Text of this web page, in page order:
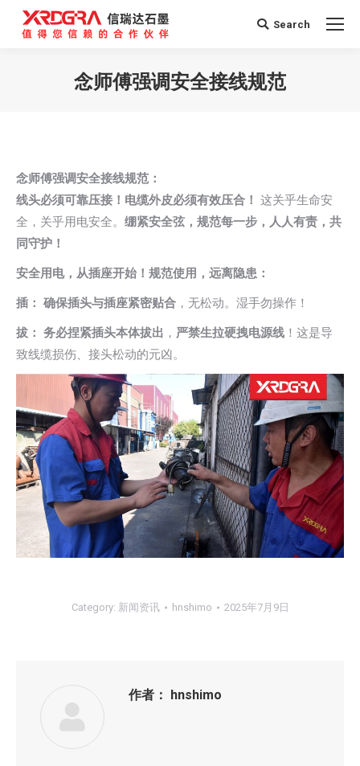
Search:
Search
念师傅强调安全接线规范
念师傅强调安全接线规范：
线头必须可靠压接！电缆外皮必须有效压合！ 这关乎生命安
全，关乎用电安全。 绷紧安全弦，规范每一步，人人有责，共
同守护！
安全用电，从插座开始！规范使用，远离隐患：
插： 确保插头与插座紧密贴合 ，无松动。湿手勿操作！
拔： 务必捏紧插头本体拔出 ， 严禁生拉硬拽电源线 ！这是导
致线缆损伤、接头松动的元凶。
Category: 新闻资讯 hnshimo 2025年7月9日
作者： hnshimo